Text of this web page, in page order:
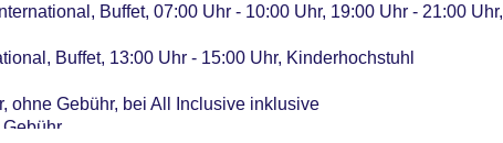
Buffet, 07:00 Uhr - 10:00 Uhr, 19:00 Uhr - 21:00 Uhr,
Buffet, 13:00 Uhr - 15:00 Uhr, Kinderhochstuhl
ohne Gebühr, bei All Inclusive inklusive
Gebühr